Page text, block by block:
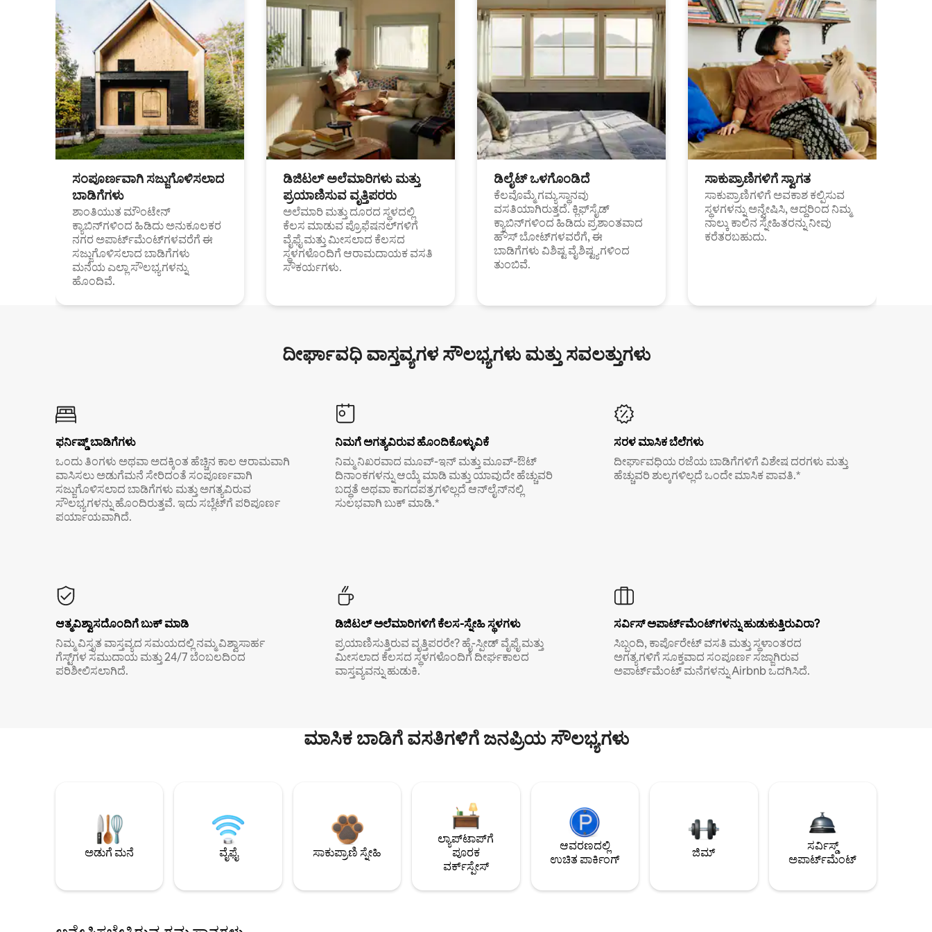
ಸಂಪೂರ್ಣವಾಗಿ ಸಜ್ಜುಗೊಳಿಸಲಾದ
ಬಾಡಿಗೆಗಳು
ಶಾಂತಿಯುತ ಮೌಂಟೇನ್
ಕ್ಯಾಬಿನ್‌ಗಳಿಂದ ಹಿಡಿದು ಅನುಕೂಲಕರ
ನಗರ ಅಪಾರ್ಟ್‌ಮೆಂಟ್‌ಗಳವರೆಗೆ ಈ
ಸಜ್ಜುಗೊಳಿಸಲಾದ ಬಾಡಿಗೆಗಳು
ಮನೆಯ ಎಲ್ಲಾ ಸೌಲಭ್ಯಗಳನ್ನು
ಹೊಂದಿವೆ.
ಡಿಜಿಟಲ್ ಅಲೆಮಾರಿಗಳು ಮತ್ತು
ಪ್ರಯಾಣಿಸುವ ವೃತ್ತಿಪರರು
ಅಲೆಮಾರಿ ಮತ್ತು ದೂರದ ಸ್ಥಳದಲ್ಲಿ
ಕೆಲಸ ಮಾಡುವ ಪ್ರೊಫೆಷನಲ್‌ಗಳಿಗೆ
ವೈಫೈ ಮತ್ತು ಮೀಸಲಾದ ಕೆಲಸದ
ಸ್ಥಳಗಳೊಂದಿಗೆ ಆರಾಮದಾಯಕ ವಸತಿ
ಸೌಕರ್ಯಗಳು.
ಡಿಲೈಟ್ ಒಳಗೊಂಡಿದೆ
ಕೆಲವೊಮ್ಮೆ ಗಮ್ಯಸ್ಥಾನವು
ವಸತಿಯಾಗಿರುತ್ತದೆ. ಕ್ಲಿಫ್‌ಸೈಡ್
ಕ್ಯಾಬಿನ್‌ಗಳಿಂದ ಹಿಡಿದು ಪ್ರಶಾಂತವಾದ
ಹೌಸ್ ಬೋಟ್‌ಗಳವರೆಗೆ, ಈ
ಬಾಡಿಗೆಗಳು ವಿಶಿಷ್ಟ ವೈಶಿಷ್ಟ್ಯಗಳಿಂದ
ತುಂಬಿವೆ.
ಸಾಕುಪ್ರಾಣಿಗಳಿಗೆ ಸ್ವಾಗತ
ಸಾಕುಪ್ರಾಣಿಗಳಿಗೆ ಅವಕಾಶ ಕಲ್ಪಿಸುವ
ಸ್ಥಳಗಳನ್ನು ಅನ್ವೇಷಿಸಿ, ಆದ್ದರಿಂದ ನಿಮ್ಮ
ನಾಲ್ಕು ಕಾಲಿನ ಸ್ನೇಹಿತರನ್ನು ನೀವು
ಕರೆತರಬಹುದು.
ದೀರ್ಘಾವಧಿ ವಾಸ್ತವ್ಯಗಳ ಸೌಲಭ್ಯಗಳು ಮತ್ತು ಸವಲತ್ತುಗಳು
ಫರ್ನಿಷ್ಡ್ ಬಾಡಿಗೆಗಳು
ಒಂದು ತಿಂಗಳು ಅಥವಾ ಅದಕ್ಕಿಂತ ಹೆಚ್ಚಿನ ಕಾಲ ಆರಾಮವಾಗಿ
ವಾಸಿಸಲು ಅಡುಗೆಮನೆ ಸೇರಿದಂತೆ ಸಂಪೂರ್ಣವಾಗಿ
ಸಜ್ಜುಗೊಳಿಸಲಾದ ಬಾಡಿಗೆಗಳು ಮತ್ತು ಅಗತ್ಯವಿರುವ
ಸೌಲಭ್ಯಗಳನ್ನು ಹೊಂದಿರುತ್ತವೆ. ಇದು ಸಬ್ಲೆಟ್‌ಗೆ ಪರಿಪೂರ್ಣ
ಪರ್ಯಾಯವಾಗಿದೆ.
ನಿಮಗೆ ಅಗತ್ಯವಿರುವ ಹೊಂದಿಕೊಳ್ಳುವಿಕೆ
ನಿಮ್ಮ ನಿಖರವಾದ ಮೂವ್-ಇನ್ ಮತ್ತು ಮೂವ್-ಔಟ್
ದಿನಾಂಕಗಳನ್ನು ಆಯ್ಕೆ ಮಾಡಿ ಮತ್ತು ಯಾವುದೇ ಹೆಚ್ಚುವರಿ
ಬದ್ಧತೆ ಅಥವಾ ಕಾಗದಪತ್ರಗಳಿಲ್ಲದೆ ಆನ್‌ಲೈನ್‌ನಲ್ಲಿ
ಸುಲಭವಾಗಿ ಬುಕ್ ಮಾಡಿ.*
ಸರಳ ಮಾಸಿಕ ಬೆಲೆಗಳು
ದೀರ್ಘಾವಧಿಯ ರಜೆಯ ಬಾಡಿಗೆಗಳಿಗೆ ವಿಶೇಷ ದರಗಳು ಮತ್ತು
ಹೆಚ್ಚುವರಿ ಶುಲ್ಕಗಳಿಲ್ಲದೆ ಒಂದೇ ಮಾಸಿಕ ಪಾವತಿ.*
ಆತ್ಮವಿಶ್ವಾಸದೊಂದಿಗೆ ಬುಕ್ ಮಾಡಿ
ನಿಮ್ಮ ವಿಸ್ತೃತ ವಾಸ್ತವ್ಯದ ಸಮಯದಲ್ಲಿ ನಮ್ಮ ವಿಶ್ವಾಸಾರ್ಹ
ಗೆಸ್ಟ್‌ಗಳ ಸಮುದಾಯ ಮತ್ತು 24/7 ಬೆಂಬಲದಿಂದ
ಪರಿಶೀಲಿಸಲಾಗಿದೆ.
ಡಿಜಿಟಲ್ ಅಲೆಮಾರಿಗಳಿಗೆ ಕೆಲಸ-ಸ್ನೇಹಿ ಸ್ಥಳಗಳು
ಪ್ರಯಾಣಿಸುತ್ತಿರುವ ವೃತ್ತಿಪರರೇ? ಹೈ-ಸ್ಪೀಡ್ ವೈಫೈ ಮತ್ತು
ಮೀಸಲಾದ ಕೆಲಸದ ಸ್ಥಳಗಳೊಂದಿಗೆ ದೀರ್ಘಕಾಲದ
ವಾಸ್ತವ್ಯವನ್ನು ಹುಡುಕಿ.
ಸರ್ವಿಸ್ ಅಪಾರ್ಟ್‌ಮೆಂಟ್‌ಗಳನ್ನು ಹುಡುಕುತ್ತಿರುವಿರಾ?
ಸಿಬ್ಬಂದಿ, ಕಾರ್ಪೊರೇಟ್ ವಸತಿ ಮತ್ತು ಸ್ಥಳಾಂತರದ
ಅಗತ್ಯಗಳಿಗೆ ಸೂಕ್ತವಾದ ಸಂಪೂರ್ಣ ಸಜ್ಜಾಗಿರುವ
ಅಪಾರ್ಟ್‌ಮೆಂಟ್ ಮನೆಗಳನ್ನು Airbnb ಒದಗಿಸಿದೆ.
ಮಾಸಿಕ ಬಾಡಿಗೆ ವಸತಿಗಳಿಗೆ ಜನಪ್ರಿಯ ಸೌಲಭ್ಯಗಳು
ಅಡುಗೆ ಮನೆ ವೈಫೈ ಸಾಕುಪ್ರಾಣಿ ಸ್ನೇಹಿ
ಲ್ಯಾಪ್‌ಟಾಪ್‌ಗೆ
ಪೂರಕ
ವರ್ಕ್‌ಸ್ಪೇಸ್
ಆವರಣದಲ್ಲಿ
ಉಚಿತ ಪಾರ್ಕಿಂಗ್
ಜಿಮ್
ಸರ್ವಿಸ್ಡ್
ಅಪಾರ್ಟ್‌ಮೆಂಟ್